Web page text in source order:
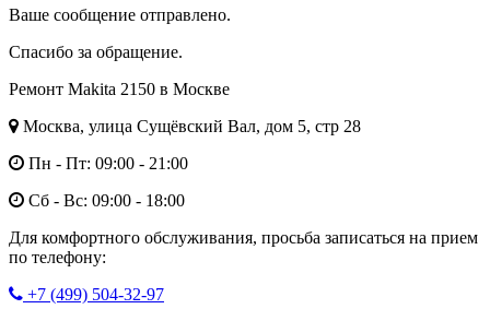
Ваше сообщение отправлено.
Спасибо за обращение.
Ремонт Makita 2150 в Москве
Москва, улица Сущёвский Вал, дом 5, стр 28
Пн - Пт: 09:00 - 21:00
Сб - Вс: 09:00 - 18:00
Для комфортного обслуживания, просьба записаться на прием
по телефону:
+7 (499) 504-32-97